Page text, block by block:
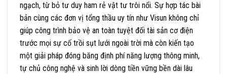
ngạch, từ bỏ tư duy ham rẻ vật tư trôi nổi. Sự hợp tác bài
bản cùng các đơn vị tổng thầu uy tín như Visun không chỉ
giúp công trình bảo vệ an toàn tuyệt đối tài sản cơ điện
trước mọi sự cố trồi sụt lưới ngoài trời mà còn kiến tạo
một giải pháp đóng băng định phí năng lượng thông minh,
tự chủ công nghệ và sinh lời dòng tiền vững bền dài lâu